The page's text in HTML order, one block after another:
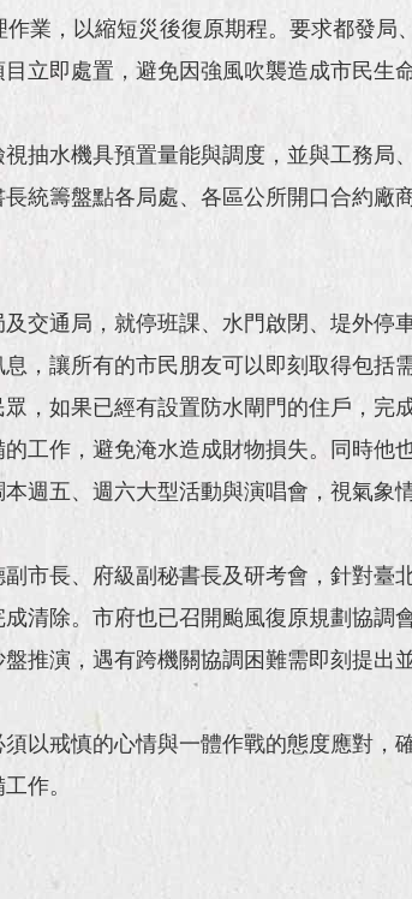
業，以縮短災後復原期程。要求都發
立即處置，避免因強風吹襲造成市民生
抽水機具預置量能與調度，並與工務局
統籌盤點各局處、各區公所開口合約
交通局，就停班課、水門啟閉、堤外
，讓所有的市民朋友可以即刻取得包
，如果已經有設置防水閘門的住戶，
工作，避免淹水造成財物損失。同時
週五、週六大型活動與演唱會，視氣象
市長、府級副秘書長及研考會，針對
清除。市府也已召開颱風復原規劃協
推演，遇有跨機關協調困難需即刻提出
以戒慎的心情與一體作戰的態度應對
作。